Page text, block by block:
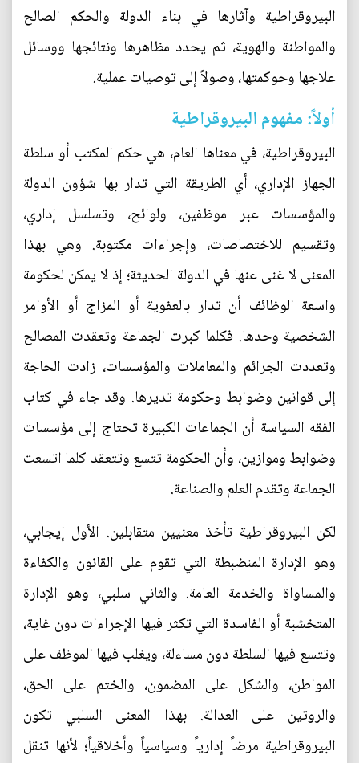
البيروقراطية وآثارها في بناء الدولة والحكم الصالح
والمواطنة والهوية، ثم يحدد مظاهرها ونتائجها ووسائل
علاجها وحوكمتها، وصولاً إلى توصيات عملية.
أولاً: مفهوم البيروقراطية
البيروقراطية، في معناها العام، هي حكم المكتب أو سلطة
الجهاز الإداري، أي الطريقة التي تدار بها شؤون الدولة
والمؤسسات عبر موظفين، ولوائح، وتسلسل إداري،
وتقسيم للاختصاصات، وإجراءات مكتوبة. وهي بهذا
المعنى لا غنى عنها في الدولة الحديثة؛ إذ لا يمكن لحكومة
واسعة الوظائف أن تدار بالعفوية أو المزاج أو الأوامر
الشخصية وحدها. فكلما كبرت الجماعة وتعقدت المصالح
وتعددت الجرائم والمعاملات والمؤسسات، زادت الحاجة
إلى قوانين وضوابط وحكومة تديرها. وقد جاء في كتاب
الفقه السياسة أن الجماعات الكبيرة تحتاج إلى مؤسسات
وضوابط وموازين، وأن الحكومة تتسع وتتعقد كلما اتسعت
الجماعة وتقدم العلم والصناعة.
لكن البيروقراطية تأخذ معنيين متقابلين. الأول إيجابي،
وهو الإدارة المنضبطة التي تقوم على القانون والكفاءة
والمساواة والخدمة العامة. والثاني سلبي، وهو الإدارة
المتخشبة أو الفاسدة التي تكثر فيها الإجراءات دون غاية،
وتتسع فيها السلطة دون مساءلة، ويغلب فيها الموظف على
المواطن، والشكل على المضمون، والختم على الحق،
والروتين على العدالة. بهذا المعنى السلبي تكون
البيروقراطية مرضاً إدارياً وسياسياً وأخلاقياً؛ لأنها تنقل